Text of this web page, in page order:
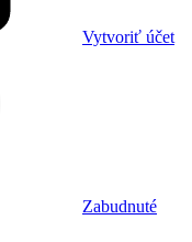
Vytvoriť účet
Zabudnuté